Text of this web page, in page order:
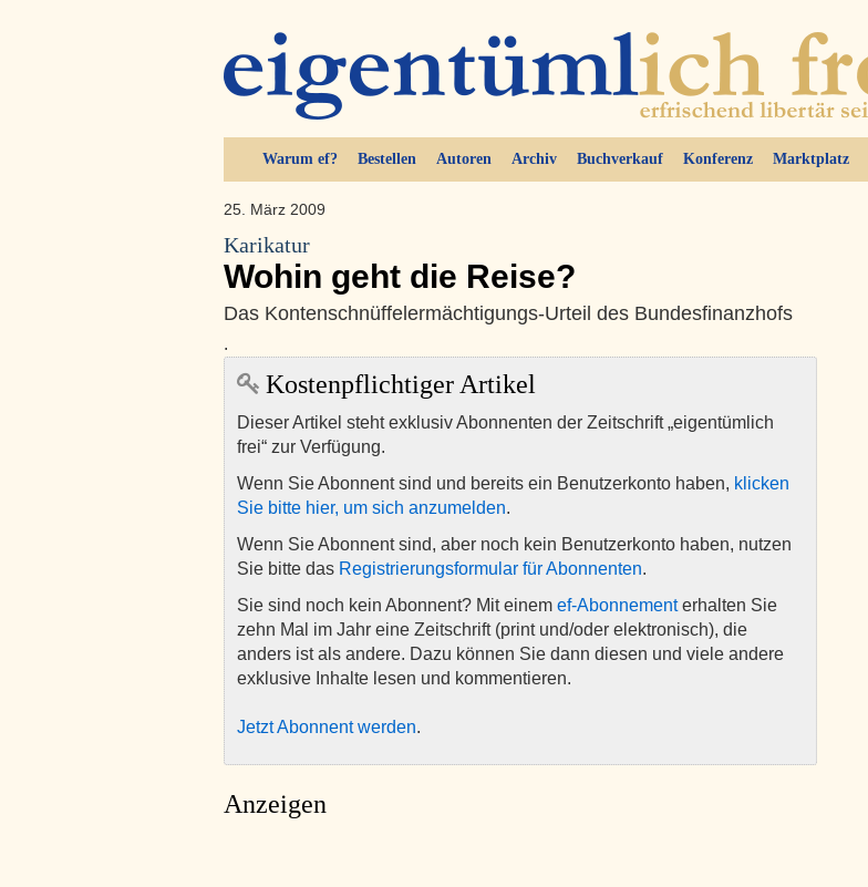
Warum ef? Bestellen Autoren Archiv Buchverkauf Konferenz Marktplatz
25. März 2009
Karikatur
Wohin geht die Reise?
Das Kontenschnüffelermächtigungs-Urteil des Bundesfinanzhofs
.
Kostenpflichtiger Artikel
Dieser Artikel steht exklusiv Abonnenten der Zeitschrift „eigentümlich
frei“ zur Verfügung.
Wenn Sie Abonnent sind und bereits ein Benutzerkonto haben, klicken
Sie bitte hier, um sich anzumelden.
Wenn Sie Abonnent sind, aber noch kein Benutzerkonto haben, nutzen
Sie bitte das Registrierungsformular für Abonnenten.
Sie sind noch kein Abonnent? Mit einem ef-Abonnementerhalten Sie
zehn Mal im Jahr eine Zeitschrift (print und/oder elektronisch), die
anders ist als andere. Dazu können Sie dann diesen und viele andere
exklusive Inhalte lesen und kommentieren.
Jetzt Abonnent werden.
Anzeigen